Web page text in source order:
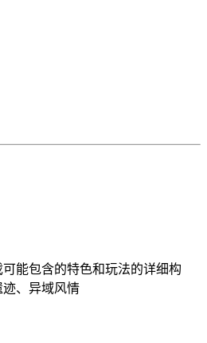
能包含的特色和玩法的详细构
、异域风情